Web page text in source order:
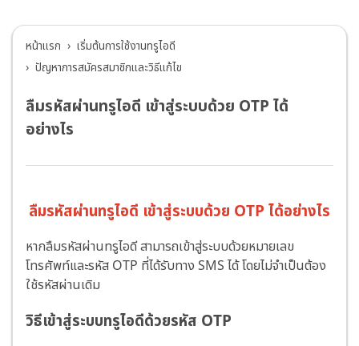
หน้าแรก
เริ่มต้นการใช้งานทรูไอดี
ปัญหาการสมัครสมาชิกและวิธีแก้ไข
ลืมรหัสผ่านทรูไอดี เข้าสู่ระบบด้วย OTP ได้
อย่างไร
ลืมรหัสผ่านทรูไอดี เข้าสู่ระบบด้วย OTP ได้อย่างไร
หากลืมรหัสผ่านทรูไอดี สามารถเข้าสู่ระบบด้วยหมายเลข
โทรศัพท์และรหัส OTP ที่ได้รับทาง SMS ได้ โดยไม่จำเป็นต้อง
ใช้รหัสผ่านเดิม
วิธีเข้าสู่ระบบทรูไอดีด้วยรหัส OTP